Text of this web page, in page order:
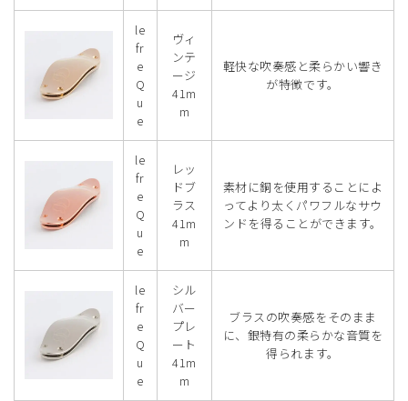
le
fr
e
Q
u
e
ヴィ
ンテ
ージ
41m
m
軽快な吹奏感と柔らかい響き
が特徴です。
le
fr
e
Q
u
e
レッ
ドブ
ラス
41m
m
素材に銅を使用することによ
ってより太くパワフルなサウ
ンドを得ることができます。
le
fr
e
Q
u
e
シル
バー
プレ
ート
41m
m
ブラスの吹奏感をそのまま
に、銀特有の柔らかな音質を
得られます。